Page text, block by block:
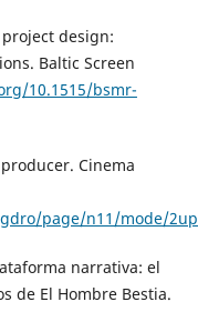
project design:
Baltic Screen
10.1515/bsmr-
Cinema
page/n11/mode/2up
narrativa: el
de El Hombre Bestia.